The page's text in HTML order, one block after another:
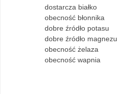
dostarcza białko
obecność błonnika
dobre źródło potasu
dobre źródło magnezu
obecność żelaza
obecność wapnia